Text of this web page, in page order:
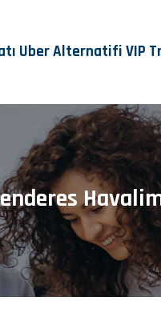
Uber Alternatifi VIP